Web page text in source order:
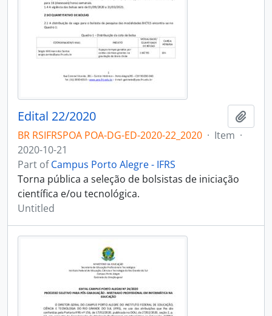
Edital 22/2020
BR RSIFRSPOA POA-DG-ED-2020-22_2020 · Item ·
2020-10-21
Part ofCampus Porto Alegre - IFRS
Torna pública a seleção de bolsistas de iniciação
científica e/ou tecnológica.
Untitled